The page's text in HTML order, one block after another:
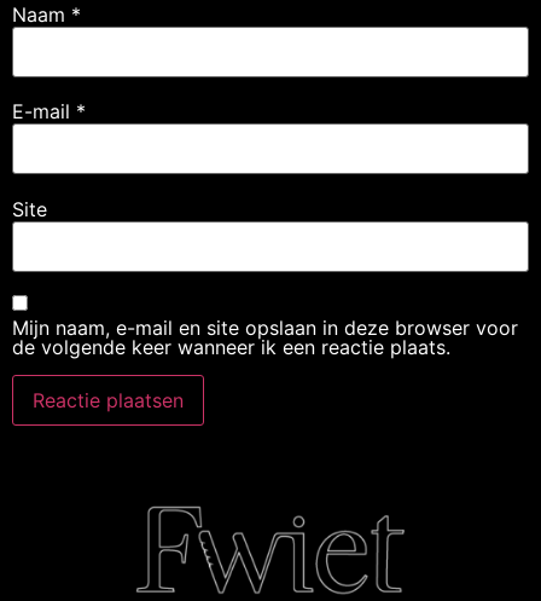
Naam *
E-mail *
Site
Mijn naam, e-mail en site opslaan in deze browser voor
de volgende keer wanneer ik een reactie plaats.